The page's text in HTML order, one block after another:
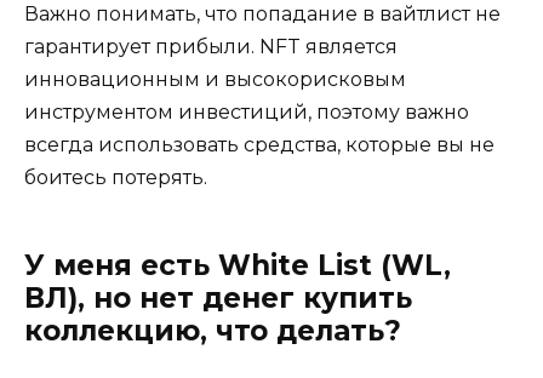
Важно понимать, что попадание в вайтлист не
гарантирует прибыли. NFT является
инновационным и высокорисковым
инструментом инвестиций, поэтому важно
всегда использовать средства, которые вы не
боитесь потерять.
У меня есть White List (WL,
ВЛ), но нет денег купить
коллекцию, что делать?